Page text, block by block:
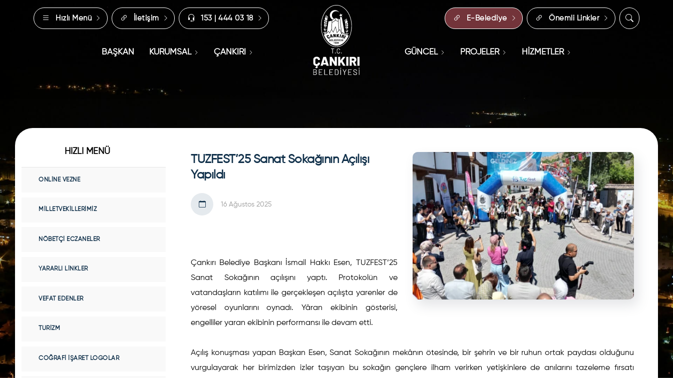
Hızlı Menü İletişim 153 | 444 03 18 E-Belediye Önemli Linkler
BAŞKAN KURUMSAL ÇANKIRI GÜNCEL PROJELER HİZMETLER
TUZFEST’25 Sanat Sokağının Açılışı
Yapıldı
16 Ağustos 2025
Çankırı Belediye Başkanı İsmail Hakkı Esen, TUZFEST’25
Sanat Sokağının açılışını yaptı. Protokolün ve
vatandaşların katılımı ile gerçekleşen açılışta yarenler de
yöresel oyunlarını oynadı. Yâran ekibinin gösterisi,
engelliler yaran ekibinin performansı ile devam etti.
Açılış konuşması yapan Başkan Esen, Sanat Sokağının mekânın ötesinde, bir şehrin ve bir ruhun ortak paydası olduğunu
vurgulayarak her birimizden izler taşıyan bu sokağın gençlere ilham verirken yetişkinlere de anılarını tazeleme fırsatı
HIZLI MENÜ
ONLINE VEZNE
MILLETVEKILLERIMIZ
NÖBETÇI ECZANELER
YARARLI LINKLER
VEFAT EDENLER
TURIZM
COĞRAFI İŞARET LOGOLAR